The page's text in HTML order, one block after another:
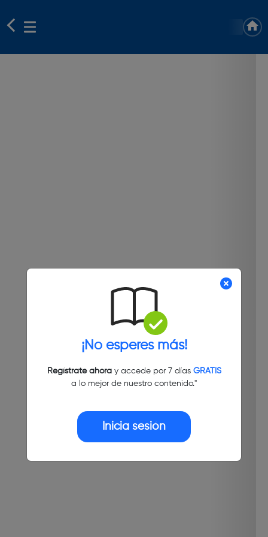
¡No esperes más!
Regístrate ahoray accede por 7 días GRATIS
a lo mejor de nuestro contenido."
Inicia sesión